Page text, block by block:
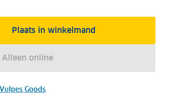
Plaats in winkelmand
Alleen online
Vulpes Goods